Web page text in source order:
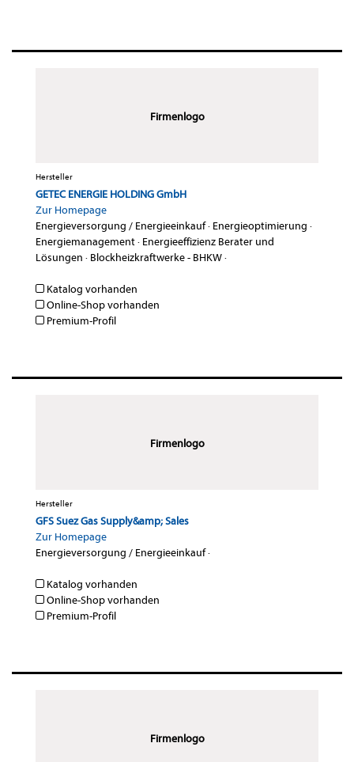
Firmenlogo
Hersteller
GETEC ENERGIE HOLDING GmbH
Zur Homepage
Energieversorgung / Energieeinkauf· Energieoptimierung ·
Energiemanagement· Energieeffizienz Berater und
Lösungen · Blockheizkraftwerke - BHKW·
Katalog vorhanden
Online-Shop vorhanden
Premium-Profil
Firmenlogo
Hersteller
GFS Suez Gas Supply&amp; Sales
Zur Homepage
Energieversorgung / Energieeinkauf·
Katalog vorhanden
Online-Shop vorhanden
Premium-Profil
Firmenlogo